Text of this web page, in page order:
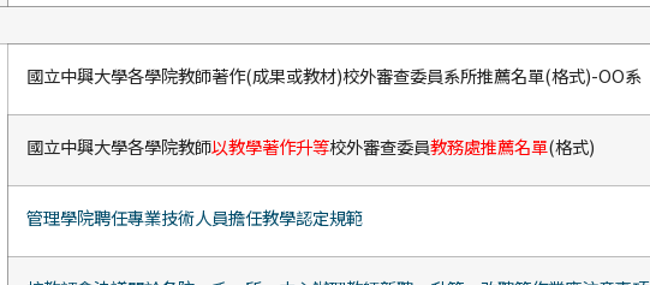
國立中興大學各學院教師著作(成果或教材)校外審查委員系所推薦名單(格式)-OO系
國立中興大學各學院教師以教學著作升等校外審查委員教務處推薦名單(格式)
管理學院聘任專業技術人員擔任教學認定規範